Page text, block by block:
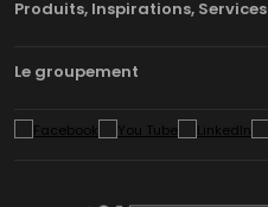
Produits, Inspirations, Services
Le groupement